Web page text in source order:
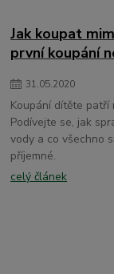
Jak koupat
první koupání
31.05.2020
Koupání dítěte patří
Podívejte se, jak
vody a co všechno
příjemné.
celý článek